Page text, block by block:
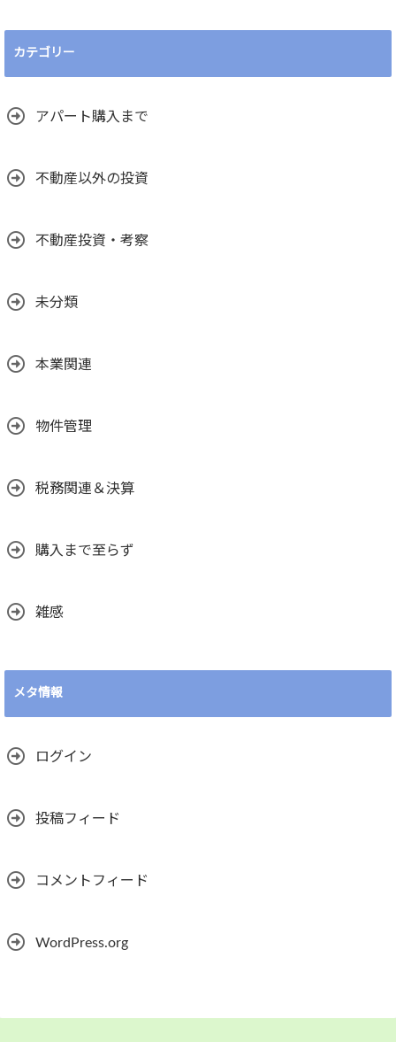
カテゴリー
アパート購入まで
不動産以外の投資
不動産投資・考察
未分類
本業関連
物件管理
税務関連＆決算
購入まで至らず
雑感
メタ情報
ログイン
投稿フィード
コメントフィード
WordPress.org